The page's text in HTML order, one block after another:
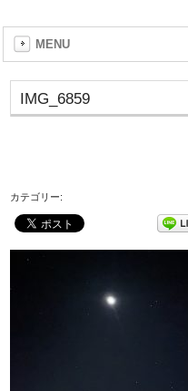
MENU
IMG_6859
カテゴリー: